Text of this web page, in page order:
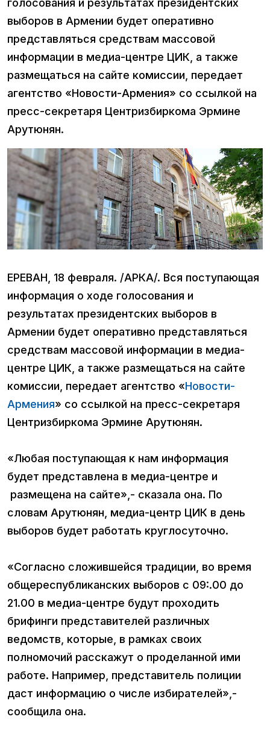
голосования и результатах президентских
выборов в Армении будет оперативно
представляться средствам массовой
информации в медиа-центре ЦИК, а также
размещаться на сайте комиссии, передает
агентство «Новости-Армения» со ссылкой на
пресс-секретаря Центризбиркома Эрмине
Арутюнян.
ЕРЕВАН, 18 февраля. /АРКА/. Вся поступающая
информация о ходе голосования и
результатах президентских выборов в
Армении будет оперативно представляться
средствам массовой информации в медиа-
центре ЦИК, а также размещаться на сайте
комиссии, передает агентство «Новости-
Армения» со ссылкой на пресс-секретаря
Центризбиркома Эрмине Арутюнян.
«Любая поступающая к нам информация
будет представлена в медиа-центре и
размещена на сайте»,- сказала она. По
словам Арутюнян, медиа-центр ЦИК в день
выборов будет работать круглосуточно.
«Согласно сложившейся традиции, во время
общереспубликанских выборов с 09:.00 до
21.00 в медиа-центре будут проходить
брифинги представителей различных
ведомств, которые, в рамках своих
полномочий расскажут о проделанной ими
работе. Например, представитель полиции
даст информацию о числе избирателей»,-
сообщила она.